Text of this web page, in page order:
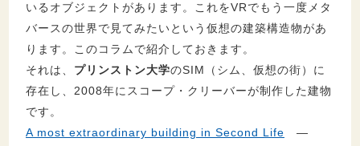
いるオブジェクトがあります。これをVRでもう一度メタ
バースの世界で見てみたいという仮想の建築構造物があ
ります。このコラムで紹介しておきます。
それは、 プリンストン大学のSIM（シム、仮想の街）に
存在し、2008年にスコープ・クリーバーが制作した建物
です。
A most extraordinary building in Second Life ―